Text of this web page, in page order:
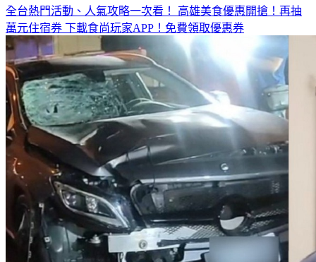
全台熱門活動、人氣攻略一次看！ 高雄美食優惠開搶！再抽
萬元住宿券 下載食尚玩家APP！免費領取優惠券